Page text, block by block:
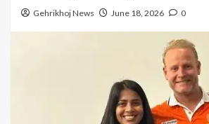
Gehrikhoj News June 18, 2026 0